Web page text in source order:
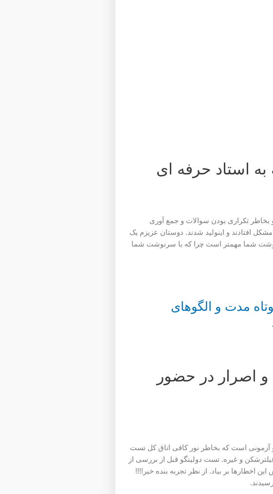
به استاد حرفه ای
بخاطر تکراری بودن سوالات و جمع آوری
افتادند و اینولید شدند. دوستان عزیزم یک
شما مهمتر است چرا که با سرنوشت شما
مدت و الگوهای
و اصرار در حضور
آزمونی است که بخاطر نور کافی اتاق کل تست
و غیره. تست دولینگو قبل از بررسی از
اخطارها بر بیاد. از نظر تجربه بنده خیر!!!!